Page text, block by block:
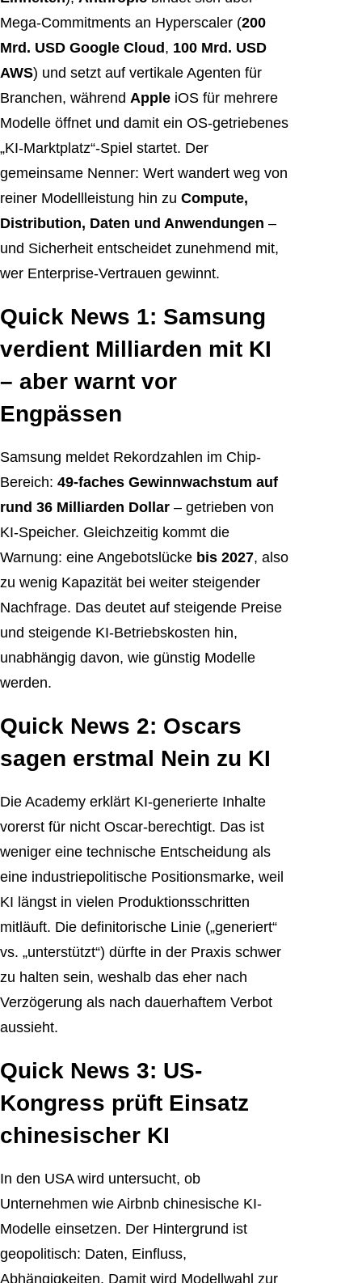
Mega-Commitments an Hyperscaler (200
Mrd. USD Google Cloud , 100 Mrd. USD
AWS) und setzt auf vertikale Agenten für
Branchen, während Apple iOS für mehrere
Modelle öffnet und damit ein OS-getriebenes
„KI-Marktplatz“-Spiel startet. Der
gemeinsame Nenner: Wert wandert weg von
reiner Modellleistung hin zu Compute,
Distribution, Daten und Anwendungen –
und Sicherheit entscheidet zunehmend mit,
wer Enterprise-Vertrauen gewinnt.
Quick News 1: Samsung
verdient Milliarden mit KI
– aber warnt vor
Engpässen
Samsung meldet Rekordzahlen im Chip-
Bereich: 49-faches Gewinnwachstum auf
rund 36 Milliarden Dollar – getrieben von
KI-Speicher. Gleichzeitig kommt die
Warnung: eine Angebotslücke bis 2027, also
zu wenig Kapazität bei weiter steigender
Nachfrage. Das deutet auf steigende Preise
und steigende KI-Betriebskosten hin,
unabhängig davon, wie günstig Modelle
werden.
Quick News 2: Oscars
sagen erstmal Nein zu KI
Die Academy erklärt KI-generierte Inhalte
vorerst für nicht Oscar-berechtigt. Das ist
weniger eine technische Entscheidung als
eine industriepolitische Positionsmarke, weil
KI längst in vielen Produktionsschritten
mitläuft. Die definitorische Linie („generiert“
vs. „unterstützt“) dürfte in der Praxis schwer
zu halten sein, weshalb das eher nach
Verzögerung als nach dauerhaftem Verbot
aussieht.
Quick News 3: US-
Kongress prüft Einsatz
chinesischer KI
In den USA wird untersucht, ob
Unternehmen wie Airbnb chinesische KI-
Modelle einsetzen. Der Hintergrund ist
geopolitisch: Daten, Einfluss,
Abhängigkeiten. Damit wird Modellwahl zur